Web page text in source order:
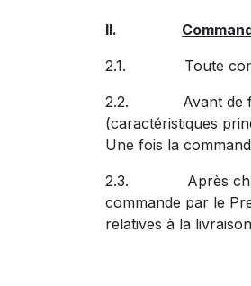
II.
2.1. Toute
2.2. Avant de
(caractéristiques
Une fois la
2.3. Après chaque
commande par le
relatives à la